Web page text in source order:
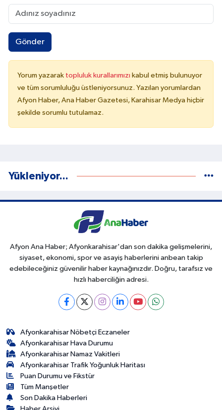
Gönder
Yorum yazarak topluluk kurallarımızı kabul etmiş bulunuyor
ve tüm sorumluluğu üstleniyorsunuz. Yazılan yorumlardan
Afyon Haber, Ana Haber Gazetesi, Karahisar Medya hiçbir
şekilde sorumlu tutulamaz.
Yükleniyor...
Afyon Ana Haber; Afyonkarahisar'dan son dakika gelişmelerini,
siyaset, ekonomi, spor ve asayiş haberlerini anbean takip
edebileceğiniz güvenilir haber kaynağınızdır. Doğru, tarafsız ve
hızlı haberciliğin adresi.
Afyonkarahisar Nöbetçi Eczaneler
Afyonkarahisar Hava Durumu
Afyonkarahisar Namaz Vakitleri
Afyonkarahisar Trafik Yoğunluk Haritası
Puan Durumu ve Fikstür
Tüm Manşetler
Son Dakika Haberleri
Haber Arşivi